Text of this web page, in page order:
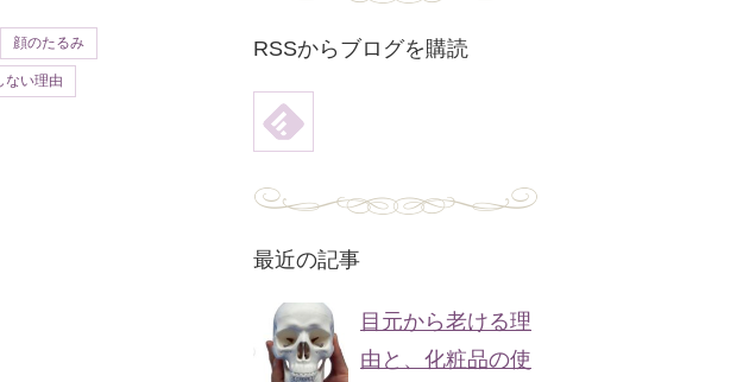
顔のたるみ
ない理由
RSSからブログを購読
最近の記事
目元から老ける理
由と、化粧品の使